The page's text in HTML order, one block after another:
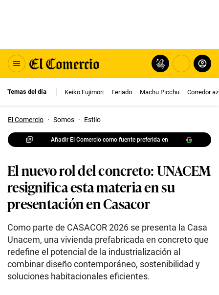
Temas del día Keiko Fujimori Feriado Machu Picchu Corredor
El Comercio · Somos · Estilo
Añadir El Comercio como fuente preferida en
El nuevo rol del concreto: UNACEM
resignifica esta materia en su
presentación en Casacor
Como parte de CASACOR 2026 se presenta la Casa
Unacem, una vivienda prefabricada en concreto que
redefine el potencial de la industrialización al
combinar diseño contemporáneo, sostenibilidad y
soluciones habitacionales eficientes.